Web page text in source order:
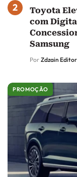
Toyota
com
Samsung
Por Zdzain
PROMOÇÃO